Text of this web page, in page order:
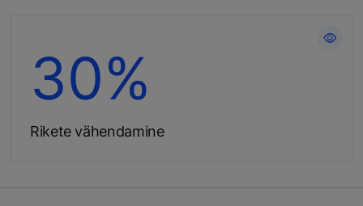
30%​
Rikete vähendamine
Hoia seadmed töökorras ja taga
liftikasutajate rahulolu